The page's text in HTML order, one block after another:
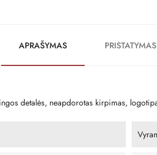
APRAŠYMAS PRISTATYMAS
detalės, neapdorotas kirpimas,